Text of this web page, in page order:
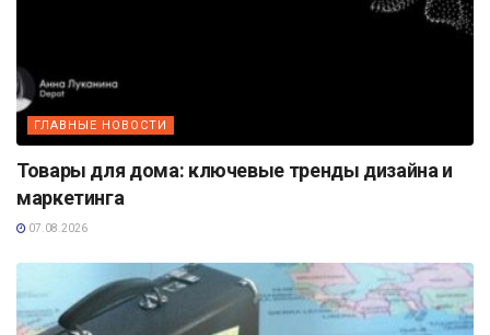
ГЛАВНЫЕ НОВОСТИ
Товары для дома: ключевые тренды дизайна и
маркетинга
07.08.2026